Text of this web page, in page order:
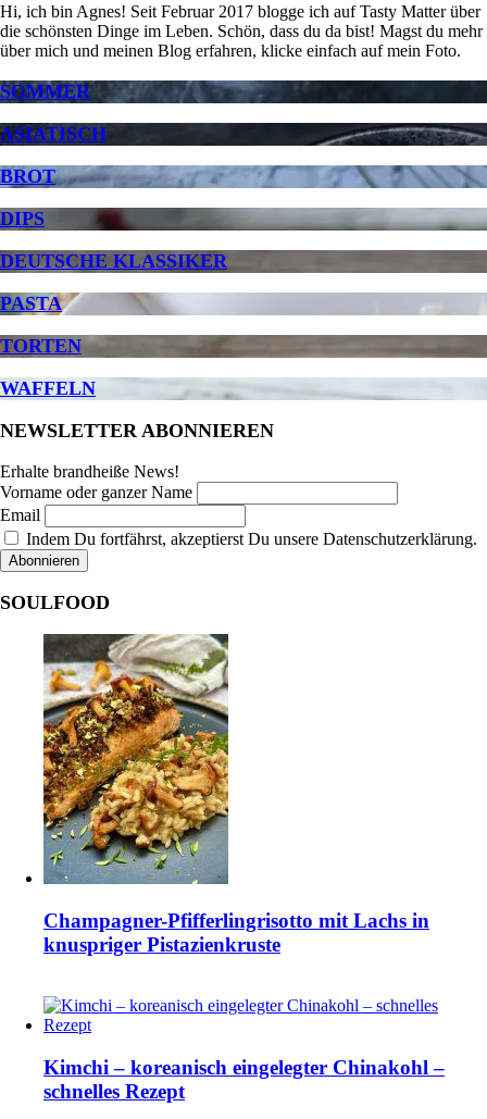
Hi, ich bin Agnes! Seit Februar 2017 blogge ich auf Tasty Matter über
die schönsten Dinge im Leben. Schön, dass du da bist! Magst du mehr
über mich und meinen Blog erfahren, klicke einfach auf mein Foto.
SOMMER
ASIATISCH
BROT
DIPS
DEUTSCHE KLASSIKER
PASTA
TORTEN
WAFFELN
NEWSLETTER ABONNIEREN
Erhalte brandheiße News!
Vorname oder ganzer Name
Email
Indem Du fortfährst, akzeptierst Du unsere Datenschutzerklärung.
SOULFOOD
Champagner-Pfifferlingrisotto mit Lachs in
knuspriger Pistazienkruste
Kimchi – koreanisch eingelegter Chinakohl –
schnelles Rezept